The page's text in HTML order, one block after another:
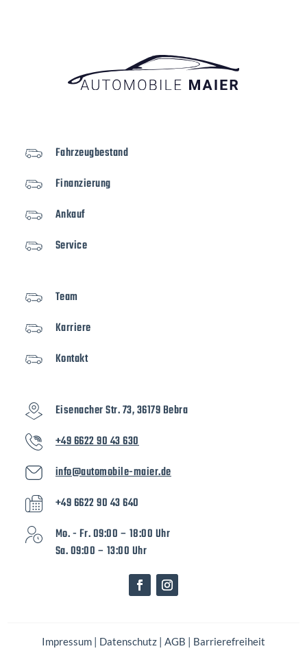
Fahrzeugbestand
Finanzierung
Ankauf
Service
Team
Karriere
Kontakt
Eisenacher Str. 73, 36179 Bebra
+49 6622 90 43 630
info@automobile-maier.de
+49 6622 90 43 640
Mo. - Fr. 09:00 – 18:00 Uhr
Sa. 09:00 – 13:00 Uhr
Impressum | Datenschutz | AGB | Barrierefreiheit